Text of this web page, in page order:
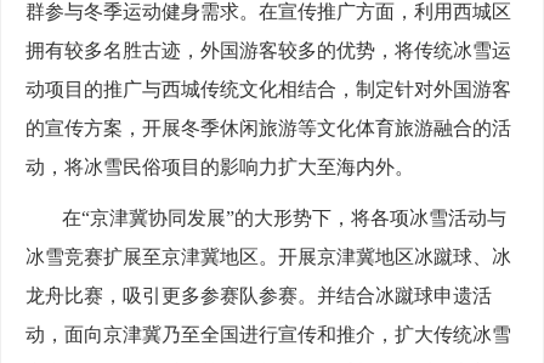
群参与冬季运动健身需求。在宣传推广方面，利用西城区
拥有较多名胜古迹，外国游客较多的优势，将传统冰雪运
动项目的推广与西城传统文化相结合，制定针对外国游客
的宣传方案，开展冬季休闲旅游等文化体育旅游融合的活
动，将冰雪民俗项目的影响力扩大至海内外。
在“京津冀协同发展”的大形势下，将各项冰雪活动与
冰雪竞赛扩展至京津冀地区。开展京津冀地区冰蹴球、冰
龙舟比赛，吸引更多参赛队参赛。并结合冰蹴球申遗活
动，面向京津冀乃至全国进行宣传和推介，扩大传统冰雪